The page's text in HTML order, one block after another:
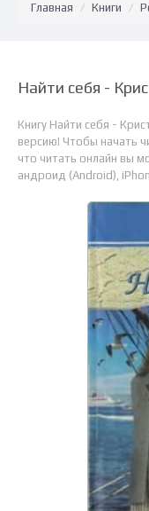
Главная Книги
Найти себя -
Книгу Найти себя -
версию! Чтобы начать
что читать онлайн вы
андроид (Android),